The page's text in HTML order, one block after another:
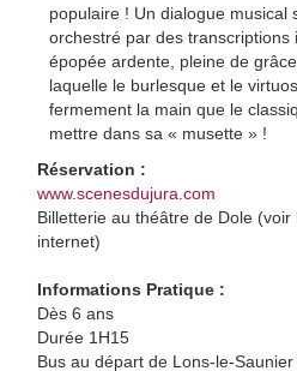
populaire ! Un dialogue musical
orchestré par des transcriptions
épopée ardente, pleine de
laquelle le burlesque et le
fermement la main que le
mettre dans sa « musette » !
Réservation :
www.scenesdujura.com
Billetterie au théâtre de Dole
internet)
Informations Pratique :
Dès 6 ans
Durée 1H15
Bus au départ de Lons-le-